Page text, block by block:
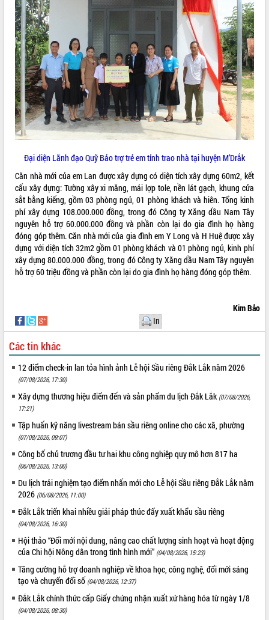
LIÊN KẾT WEB
Hôm nay: 29158
Tất cả: 66074481
Đại diện Lãnh đạo Quỹ Bảo trợ trẻ em tỉnh trao nhà tại huyện M’Drắk
Căn nhà mới của em Lan được xây dựng có diện tích xây dựng 60m2, kết
cấu xây dựng: Tường xây xi măng, mái lợp tole, nền lát gạch, khung cửa
sắt bằng kiếng, gồm 03 phòng ngủ, 01 phòng khách và hiên. Tổng kinh
phí xây dựng 108.000.000 đồng, trong đó Công ty Xăng dầu Nam Tây
nguyên hỗ trợ 60.000.000 đồng và phần còn lại do gia đình họ hàng
đóng góp thêm. Căn nhà mới của gia đình em Y Long và H Huệ được xây
dựng với diện tích 32m2 gồm 01 phòng khách và 01 phòng ngủ, kinh phí
xây dựng 80.000.000 đồng, trong đó Công ty Xăng dầu Nam Tây nguyên
hỗ trợ 60 triệu đồng và phần còn lại do gia đình họ hàng đóng góp thêm.
Kim Bảo
In
Các tin khác
12 điểm check-in lan tỏa hình ảnh Lễ hội Sầu riêng Đắk Lắk năm 2026
(07/08/2026, 17:30)
Xây dựng thương hiệu điểm đến và sản phẩm du lịch Đắk Lắk (07/08/2026,
17:21)
Tập huấn kỹ năng livestream bán sầu riêng online cho các xã, phường
(07/08/2026, 09:07)
Công bố chủ trương đầu tư hai khu công nghiệp quy mô hơn 817 ha
(06/08/2026, 13:00)
Du lịch trải nghiệm tạo điểm nhấn mới cho Lễ hội Sầu riêng Đắk Lắk năm
2026 (06/08/2026, 11:00)
Đắk Lắk triển khai nhiều giải pháp thúc đẩy xuất khẩu sầu riêng
(04/08/2026, 16:30)
Hội thảo “Đổi mới nội dung, nâng cao chất lượng sinh hoạt và hoạt động
của Chi hội Nông dân trong tình hình mới” (04/08/2026, 15:23)
Tăng cường hỗ trợ doanh nghiệp về khoa học, công nghệ, đổi mới sáng
tạo và chuyển đổi số (04/08/2026, 12:37)
Đắk Lắk chính thức cấp Giấy chứng nhận xuất xứ hàng hóa từ ngày 1/8
(04/08/2026, 08:30)